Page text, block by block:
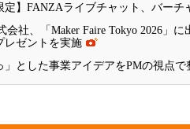
定】FANZAライブチャット、バー
会社、「Maker Faire Tokyo 2026」
レゼントを実施
」とした事業アイデアをPMの視点